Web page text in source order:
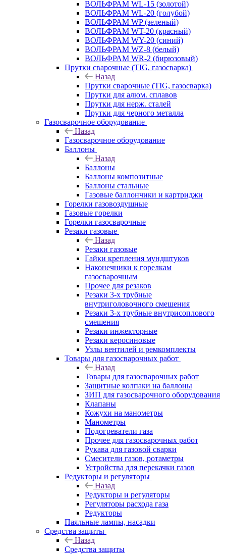
ВОЛЬФРАМ WL-15 (золотой)
ВОЛЬФРАМ WL-20 (голубой)
ВОЛЬФРАМ WP (зеленый)
ВОЛЬФРАМ WT-20 (красный)
ВОЛЬФРАМ WY-20 (синий)
ВОЛЬФРАМ WZ-8 (белый)
ВОЛЬФРАМ WR-2 (бирюзовый)
Прутки сварочные (TIG, газосварка)
Назад
Прутки сварочные (TIG, газосварка)
Прутки для алюм. сплавов
Прутки для нерж. сталей
Прутки для черного металла
Газосварочное оборудование
Назад
Газосварочное оборудование
Баллоны
Назад
Баллоны
Баллоны композитные
Баллоны стальные
Газовые баллончики и картриджи
Горелки газовоздушные
Газовые горелки
Горелки газосварочные
Резаки газовые
Назад
Резаки газовые
Гайки крепления мундштуков
Наконечники к горелкам
газосварочным
Прочее для резаков
Резаки 3-х трубные
внутриголовочного смешения
Резаки 3-х трубные внутрисоплового
смешения
Резаки инжекторные
Резаки керосиновые
Узлы вентилей и ремкомплекты
Товары для газосварочных работ
Назад
Товары для газосварочных работ
Защитные колпаки на баллоны
ЗИП для газосварочного оборудования
Клапаны
Кожухи на манометры
Манометры
Подогреватели газа
Прочее для газосварочных работ
Рукава для газовой сварки
Смесители газов, ротаметры
Устройства для перекачки газов
Редукторы и регуляторы
Назад
Редукторы и регуляторы
Регуляторы расхода газа
Редукторы
Паяльные лампы, насадки
Средства защиты
Назад
Средства защиты